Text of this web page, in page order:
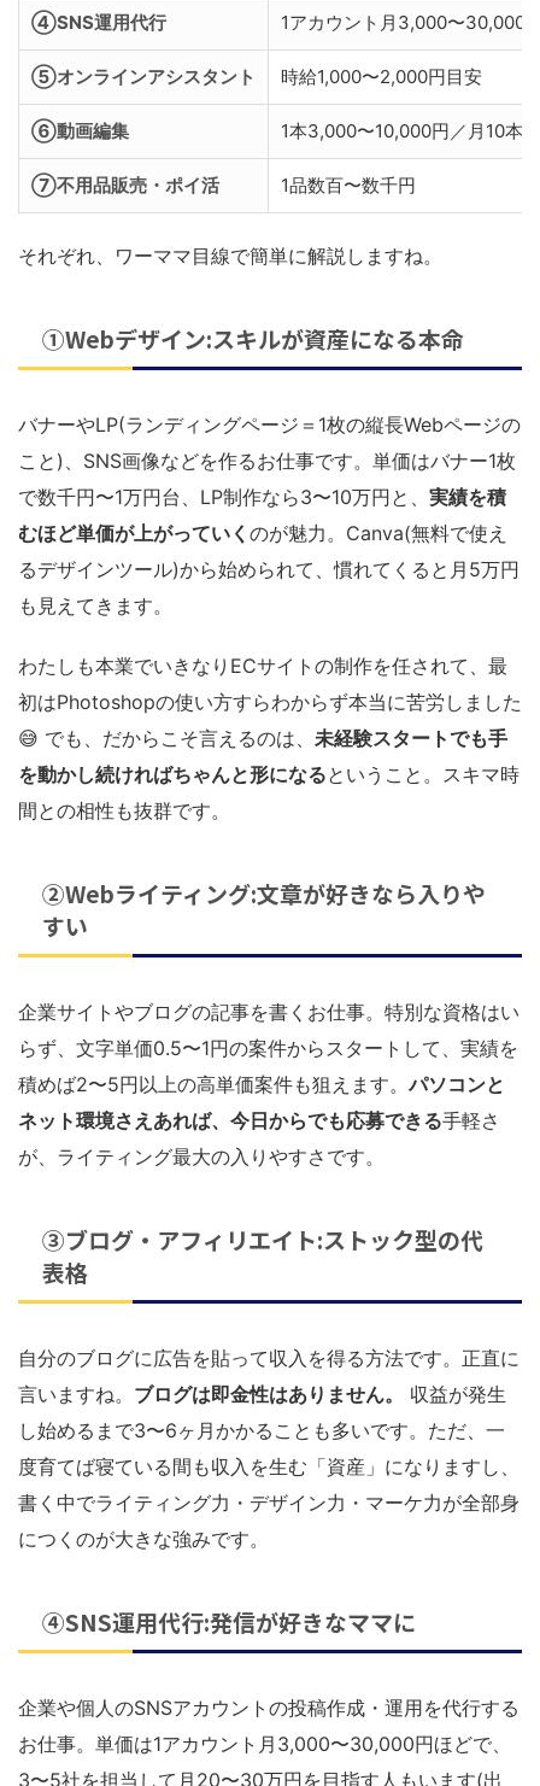
④SNS運用代行 1アカウント月3,000〜30,000
⑤オンラインアシスタント 時給1,000〜2,000円目安
⑥動画編集 1本3,000〜10,000円／月10本
⑦不用品販売・ポイ活 1品数百〜数千円
それぞれ、ワーママ目線で簡単に解説しますね。
①Webデザイン:スキルが資産になる本命
バナーやLP(ランディングページ＝1枚の縦長Webページの
こと)、SNS画像などを作るお仕事です。単価はバナー1枚
で数千円〜1万円台、LP制作なら3〜10万円と、 実績を積
むほど単価が上がっていく のが魅力。Canva(無料で使え
るデザインツール)から始められて、慣れてくると月5万円
も見えてきます。
わたしも本業でいきなりECサイトの制作を任されて、最
初はPhotoshopの使い方すらわからず本当に苦労しました
😅 でも、だからこそ言えるのは、 未経験スタートでも手
を動かし続ければちゃんと形になるということ。スキマ時
間との相性も抜群です。
②Webライティング:文章が好きなら入りや
すい
企業サイトやブログの記事を書くお仕事。特別な資格はい
らず、文字単価0.5〜1円の案件からスタートして、実績を
積めば2〜5円以上の高単価案件も狙えます。パソコンと
ネット環境さえあれば、今日からでも応募できる手軽さ
が、ライティング最大の入りやすさです。
③ブログ・アフィリエイト:ストック型の代
表格
自分のブログに広告を貼って収入を得る方法です。正直に
言いますね。 ブログは即金性はありません。
収益が発生
し始めるまで3〜6ヶ月かかることも多いです。ただ、一
度育てば寝ている間も収入を生む「資産」になりますし、
書く中でライティング力・デザイン力・マーケ力が全部身
につくのが大きな強みです。
④SNS運用代行:発信が好きなママに
企業や個人のSNSアカウントの投稿作成・運用を代行する
お仕事。単価は1アカウント月3,000〜30,000円ほどで、
3〜5社を担当して月20〜30万円を目指す人もいます(出